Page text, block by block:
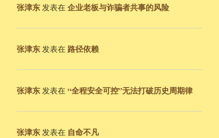
张津东 发表在企业老板与诈骗者共事的风险
张津东 发表在 路径依赖
张津东 发表在“全程安全可控”无法打破历史周期律
张津东 发表在 自命不凡